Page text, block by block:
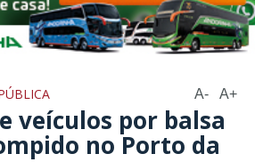
A- A+
veículos por balsa
no Porto da